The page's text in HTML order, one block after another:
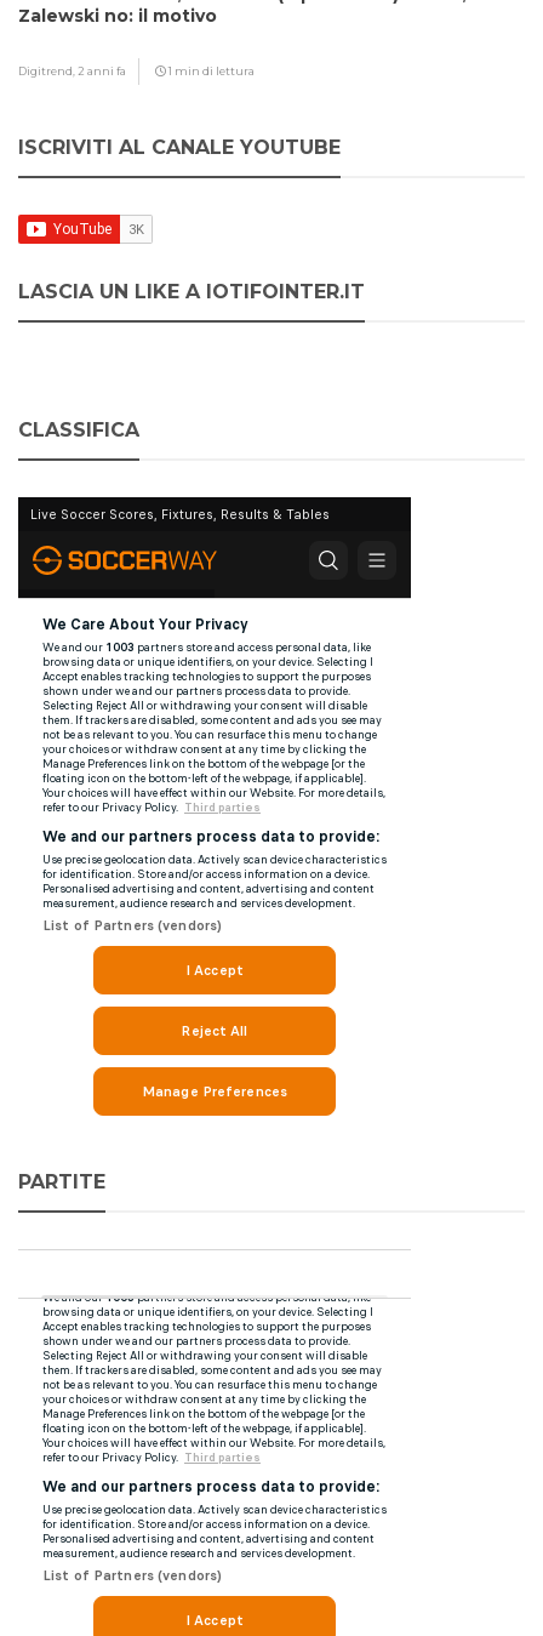
Zalewski no: il motivo
Digitrend, 2 anni fa 1 min di lettura
ISCRIVITI AL CANALE YOUTUBE
LASCIA UN LIKE A IOTIFOINTER.IT
CLASSIFICA
PARTITE